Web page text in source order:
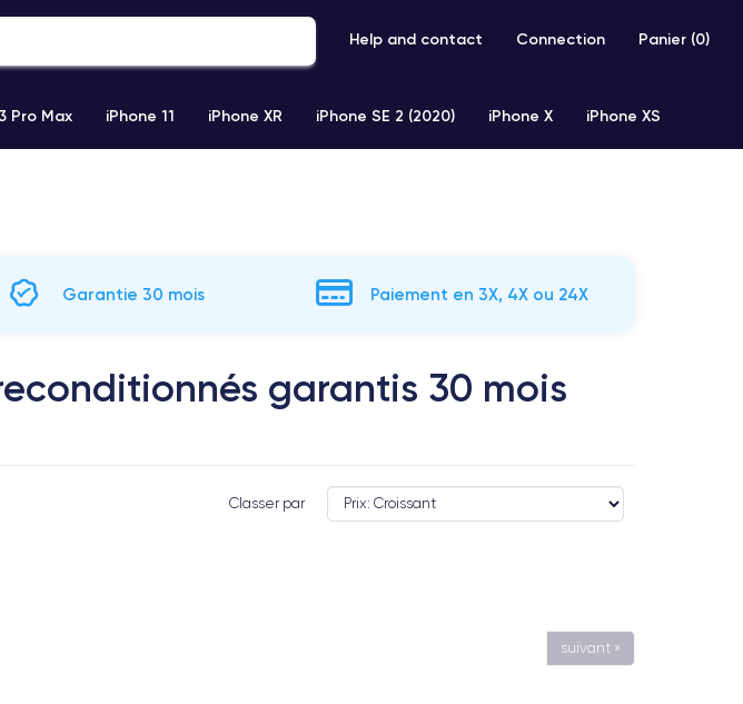
Help and contact Connection Panier (0)
Pro Max iPhone 11 iPhone XR iPhone SE 2 (2020) iPhone X iPhone XS
Garantie 30 mois Paiement en 3X, 4X ou 24X
garantis 30 mois
Classer par
suivant »